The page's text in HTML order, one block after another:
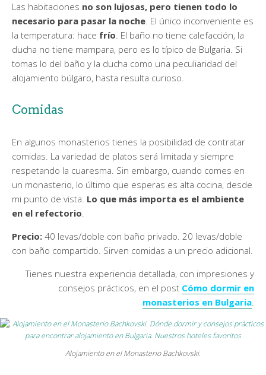
Las habitaciones no son lujosas, pero tienen todo lo
necesario para pasar la noche. El único inconveniente es
la temperatura: hace frío. El baño no tiene calefacción, la
ducha no tiene mampara, pero es lo típico de Bulgaria. Si
tomas lo del baño y la ducha como una peculiaridad del
alojamiento búlgaro, hasta resulta curioso.
Comidas
En algunos monasterios tienes la posibilidad de contratar
comidas. La variedad de platos será limitada y siempre
respetando la cuaresma. Sin embargo, cuando comes en
un monasterio, lo último que esperas es alta cocina, desde
mi punto de vista. Lo que más importa es el ambiente
en el refectorio.
Precio: 40 levas/doble con baño privado. 20 levas/doble
con baño compartido. Sirven comidas a un precio adicional.
Tienes nuestra experiencia detallada, con impresiones y
consejos prácticos, en el post Cómo dormir en
monasterios en Bulgaria.
Alojamiento en el Monasterio Bachkovski.